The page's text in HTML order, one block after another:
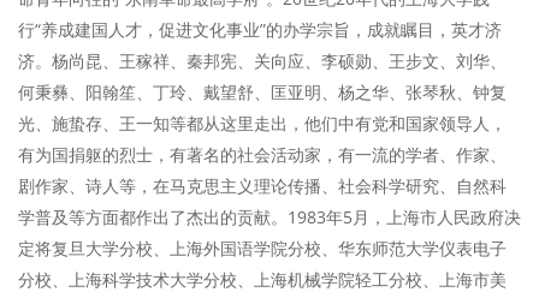
行“养成建国人才，促进文化事业”的办学宗旨，成就瞩目，英才济
济。杨尚昆、王稼祥、秦邦宪、关向应、李硕勋、王步文、刘华、
何秉彝、阳翰笙、丁玲、戴望舒、匡亚明、杨之华、张琴秋、钟复
光、施蛰存、王一知等都从这里走出，他们中有党和国家领导人，
有为国捐躯的烈士，有著名的社会活动家，有一流的学者、作家、
剧作家、诗人等，在马克思主义理论传播、社会科学研究、自然科
学普及等方面都作出了杰出的贡献。1983年5月，上海市人民政府决
定将复旦大学分校、上海外国语学院分校、华东师范大学仪表电子
分校、上海科学技术大学分校、上海机械学院轻工分校、上海市美